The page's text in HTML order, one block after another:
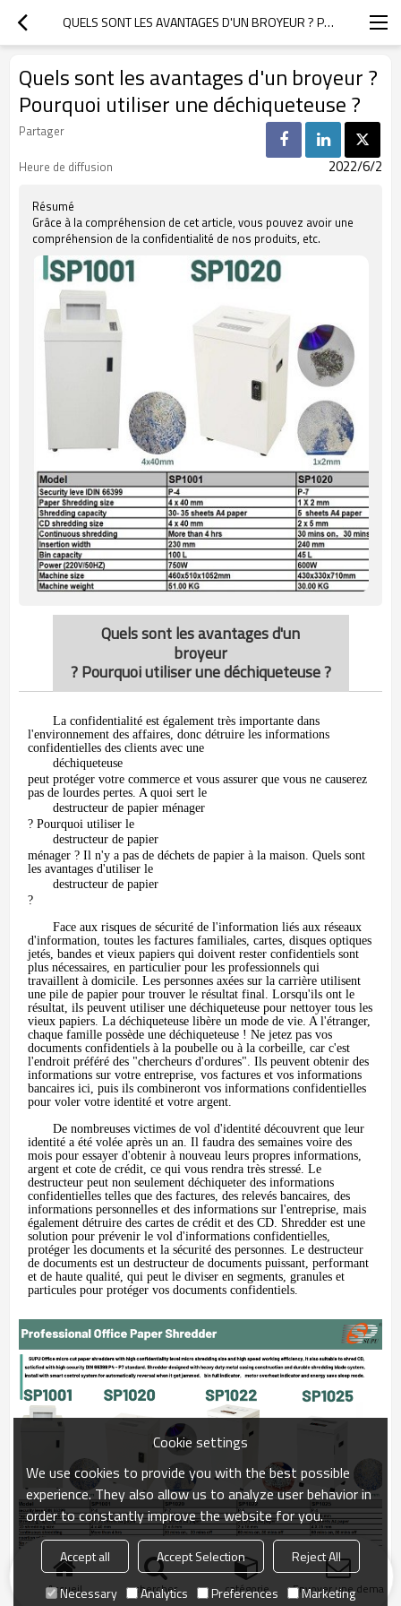
QUELS SONT LES AVANTAGES D'UN BROYEUR ? POURQUOI UTILISER UNE DÉCHIQUETEUSE ?
Quels sont les avantages d'un broyeur ?
Pourquoi utiliser une déchiqueteuse ?
Partager
Heure de diffusion
2022/6/2
Résumé
Grâce à la compréhension de cet article, vous pouvez avoir une
compréhension de la confidentialité de nos produits, etc.
Quels sont les avantages d'un
broyeur
? Pourquoi utiliser une déchiqueteuse ?
La confidentialité est également très importante dans
l'environnement des affaires, donc détruire les informations
confidentielles des clients avec une
déchiqueteuse
peut protéger votre commerce et vous assurer que vous ne causerez
pas de lourdes pertes. A quoi sert le
destructeur de papier ménager
? Pourquoi utiliser le
destructeur de papier
ménager ? Il n'y a pas de déchets de papier à la maison. Quels sont
les avantages d'utiliser le
destructeur de papier
?
Face aux risques de sécurité de l'information liés aux réseaux
d'information, toutes les factures familiales, cartes, disques optiques
jetés, bandes et vieux papiers qui doivent rester confidentiels sont
plus nécessaires, en particulier pour les professionnels qui
travaillent à domicile. Les personnes axées sur la carrière utilisent
une pile de papier pour trouver le résultat final. Lorsqu'ils ont le
résultat, ils peuvent utiliser une déchiqueteuse pour nettoyer tous les
vieux papiers. La déchiqueteuse libère un mode de vie. A l'étranger,
chaque famille possède une déchiqueteuse ! Ne jetez pas vos
documents confidentiels à la poubelle ou à la corbeille, car c'est
l'endroit préféré des "chercheurs d'ordures". Ils peuvent obtenir des
informations sur votre entreprise, vos factures et vos informations
bancaires ici, puis ils combineront vos informations confidentielles
pour voler votre identité et votre argent.
De nombreuses victimes de vol d'identité découvrent que leur
identité a été volée après un an. Il faudra des semaines voire des
mois pour essayer d'obtenir à nouveau leurs propres informations,
argent et cote de crédit, ce qui vous rendra très stressé. Le
destructeur peut non seulement déchiqueter des informations
confidentielles telles que des factures, des relevés bancaires, des
informations personnelles et des informations sur l'entreprise, mais
également détruire des cartes de crédit et des CD. Shredder est une
solution pour prévenir le vol d'informations confidentielles,
protéger les documents et la sécurité des personnes. Le destructeur
de documents est un destructeur de documents puissant, performant
et de haute qualité, qui peut le diviser en segments, granules et
particules pour protéger vos documents confidentiels.
Accueil chercher catégorie Envoyer une
Cookie settings
We use cookies to provide you with the best possible
experience. They also allow us to analyze user behavior in
order to constantly improve the website for you.
Accept all Accept Selection
Reject All
Necessary
Analytics Preferences Marketing